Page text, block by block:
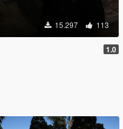
15.297 113
1.0